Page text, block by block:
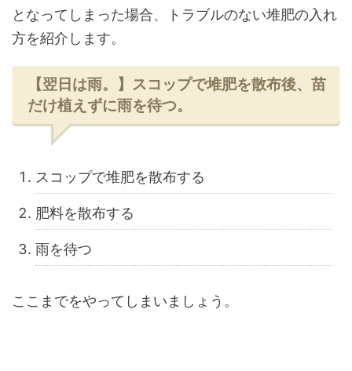
となってしまった場合、トラブルのない堆肥の入れ
方を紹介します。
【翌日は雨。】スコップで堆肥を散布後、苗
だけ植えずに雨を待つ。
スコップで堆肥を散布する
肥料を散布する
雨を待つ
ここまでをやってしまいましょう。